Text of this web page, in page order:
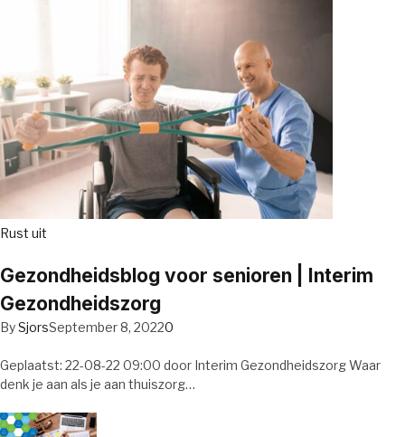
Rust uit
Gezondheidsblog voor senioren | Interim
Gezondheidszorg
BySjorsSeptember 8, 20220
Geplaatst: 22-08-22 09:00 door Interim Gezondheidszorg Waar
denk je aan als je aan thuiszorg…